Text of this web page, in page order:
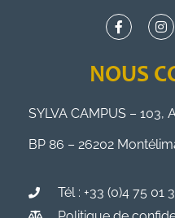
NOUS
SYLVA CAMPUS – 103,
BP 86 – 26202
Tél : +33 (0)4 75 01